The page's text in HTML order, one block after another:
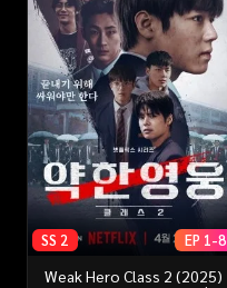
SS 2 EP 1-8
Weak Hero Class 2 (2025)